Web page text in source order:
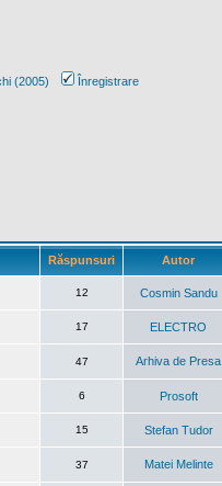
(2005)
Înregistrare
Răspunsuri Autor
12 Cosmin Sandu
17 ELECTRO
47 Arhiva de Presa
6 Prosoft
15 Stefan Tudor
37 Matei Melinte